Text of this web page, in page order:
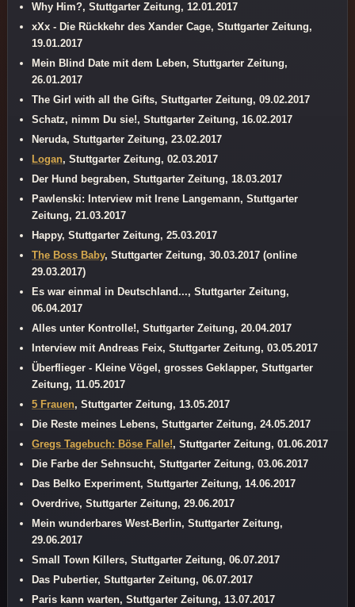
Why Him?, Stuttgarter Zeitung, 12.01.2017
xXx - Die Rückkehr des Xander Cage, Stuttgarter Zeitung,
19.01.2017
Mein Blind Date mit dem Leben, Stuttgarter Zeitung,
26.01.2017
The Girl with all the Gifts, Stuttgarter Zeitung, 09.02.2017
Schatz, nimm Du sie!, Stuttgarter Zeitung, 16.02.2017
Neruda, Stuttgarter Zeitung, 23.02.2017
Logan, Stuttgarter Zeitung, 02.03.2017
Der Hund begraben, Stuttgarter Zeitung, 18.03.2017
Pawlenski: Interview mit Irene Langemann, Stuttgarter
Zeitung, 21.03.2017
Happy, Stuttgarter Zeitung, 25.03.2017
The Boss Baby, Stuttgarter Zeitung, 30.03.2017 (online
29.03.2017)
Es war einmal in Deutschland..., Stuttgarter Zeitung,
06.04.2017
Alles unter Kontrolle!, Stuttgarter Zeitung, 20.04.2017
Interview mit Andreas Feix, Stuttgarter Zeitung, 03.05.2017
Überflieger - Kleine Vögel, grosses Geklapper, Stuttgarter
Zeitung, 11.05.2017
5 Frauen, Stuttgarter Zeitung, 13.05.2017
Die Reste meines Lebens, Stuttgarter Zeitung, 24.05.2017
Gregs Tagebuch: Böse Falle!, Stuttgarter Zeitung, 01.06.2017
Die Farbe der Sehnsucht, Stuttgarter Zeitung, 03.06.2017
Das Belko Experiment, Stuttgarter Zeitung, 14.06.2017
Overdrive, Stuttgarter Zeitung, 29.06.2017
Mein wunderbares West-Berlin, Stuttgarter Zeitung,
29.06.2017
Small Town Killers, Stuttgarter Zeitung, 06.07.2017
Das Pubertier, Stuttgarter Zeitung, 06.07.2017
Paris kann warten, Stuttgarter Zeitung, 13.07.2017